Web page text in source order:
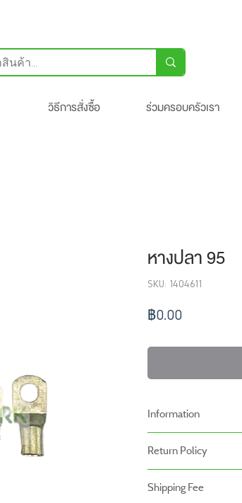
วิธีการสั่งซื้อ ร่วมครอบครัวเรา
หางปลา 95
SKU: 1404611
฿0.00ราคา
Information
-ระยะเวลารับประกันสินค้า
หน้าร้าน
Return Policy
- สินค้าสามารถคืนได้ภาย
Shipping Fee